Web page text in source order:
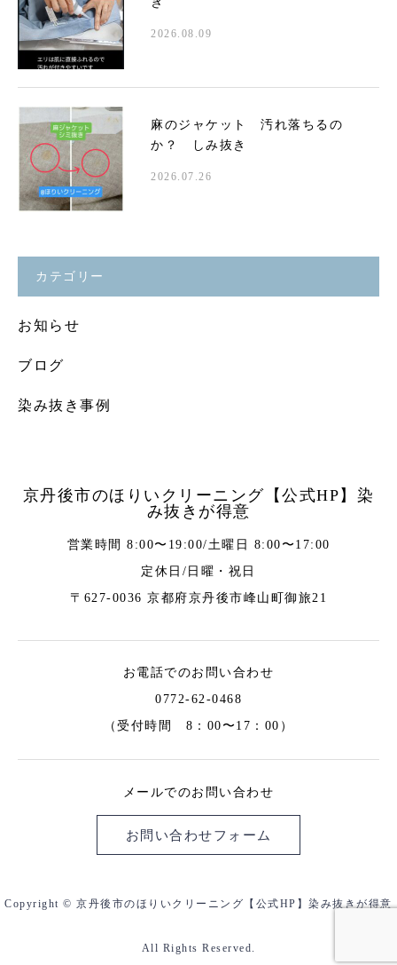
2026.08.09
麻のジャケット 汚れ落ちるの
か？ しみ抜き
2026.07.26
カテゴリー
お知らせ
ブログ
染み抜き事例
京丹後市のほりいクリーニング【公式HP】染
み抜きが得意
営業時間 8:00〜19:00/土曜日 8:00〜17:00
定休日/日曜・祝日
〒627-0036 京都府京丹後市峰山町御旅21
お電話でのお問い合わせ
0772-62-0468
（受付時間 8：00〜17：00）
メールでのお問い合わせ
お問い合わせフォーム
Copyright © 京丹後市のほりいクリーニング【公式HP】染み抜きが得意
All Rights Reserved.